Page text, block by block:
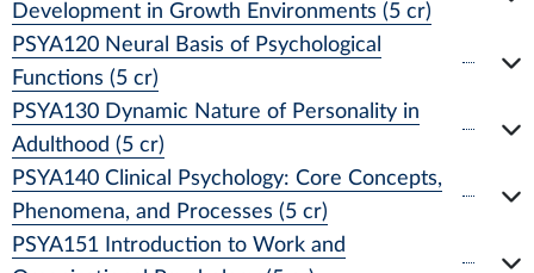
Development in Growth Environments (5 cr)
PSYA120 Neural Basis of Psychological
Functions (5 cr)
PSYA130 Dynamic Nature of Personality in
Adulthood (5 cr)
PSYA140 Clinical Psychology: Core Concepts,
Phenomena, and Processes (5 cr)
PSYA151 Introduction to Work and